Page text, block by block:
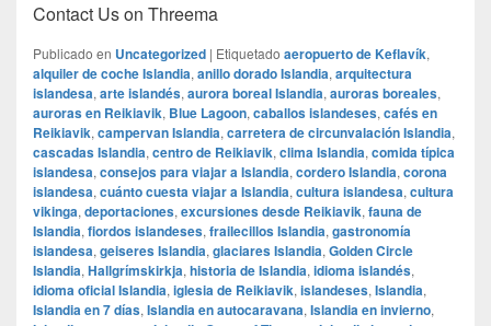
Contact Us on Threema
Publicado en Uncategorized | Etiquetado aeropuerto de Keflavík,
alquiler de coche Islandia, anillo dorado Islandia, arquitectura
islandesa, arte islandés, aurora boreal Islandia, auroras boreales,
auroras en Reikiavik, Blue Lagoon, caballos islandeses, cafés en
Reikiavik, campervan Islandia, carretera de circunvalación Islandia,
cascadas Islandia, centro de Reikiavik, clima Islandia, comida típica
islandesa, consejos para viajar a Islandia, cordero Islandia, corona
islandesa, cuánto cuesta viajar a Islandia, cultura islandesa, cultura
vikinga, deportaciones, excursiones desde Reikiavik, fauna de
Islandia, fiordos islandeses, frailecillos Islandia, gastronomía
islandesa, geiseres Islandia, glaciares Islandia, Golden Circle
Islandia, Hallgrímskirkja, historia de Islandia, idioma islandés,
idioma oficial Islandia, iglesia de Reikiavik, islandeses, Islandia,
Islandia en 7 días, Islandia en autocaravana, Islandia en invierno,